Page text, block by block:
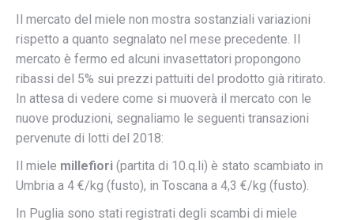
Il mercato del miele non mostra sostanziali variazioni
rispetto a quanto segnalato nel mese precedente. Il
mercato è fermo ed alcuni invasettatori propongono
ribassi del 5% sui prezzi pattuiti del prodotto già ritirato.
In attesa di vedere come si muoverà il mercato con le
nuove produzioni, segnaliamo le seguenti transazioni
pervenute di lotti del 2018:
Il miele millefiori (partita di 10.q.li) è stato scambiato in
Umbria a 4 €/kg (fusto), in Toscana a 4,3 €/kg (fusto).
In Puglia sono stati registrati degli scambi di miele